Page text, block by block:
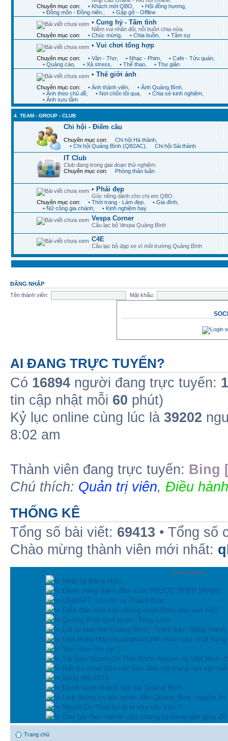
Chuyên mục con:
• Khách mời QBO • Hội đồng hương
• Đồng môn - Đồng niên.
• Gặp gỡ - Offline
• Cung hỷ - Tâm tình
Niềm vui nhân đôi, nỗi buồn chia nửa.
Chuyên mục con:
• Chúc mừng • Chia buồn • Tâm sự
• Vui chơi tổng hợp
Chuyên mục con: • Văn - Thơ • Nhạc - Phim • Cafe - Tửu quán
• Quảng cáo
• Xả stress • Thể thao • Thư giãn
• Thế giới ảnh
Chuyên mục con: • Ảnh thành viên • Ảnh Quảng Bình
• Ảnh theo chủ đề
• Nơi chốn tôi qua • Chia sẻ kinh nghiệm
• Ảnh sưu tầm
4. TEAM - GROUP - CLUB
Chi hội - Điểm cầu
Chuyên mục con: Chi hội Hà thành
• Chi hội Quảng Bình (QB2AC)
Chi hội Sài thành
IT Club
Club đang trong giai đoạn thử nghiệm.
Chuyên mục con:
Phòng thảo luận
• Phái đẹp
Góc riêng dành cho chị em QBO.
Chuyên mục con:
• Thời trang - Làm đẹp • Gia đình
• Nữ công gia chánh
• Kinh nghiệm hay
Vespa Corner
Câu lạc bộ Vespa Quảng Bình
C4E
Câu lạc bộ đạp xe vì môi trường Quảng Bình
ĐĂNG NHẬP
Tên thành viên:
Mật khẩu:
AI ĐANG TRỰC TUYẾN?
Có 16894 người đang trực tuyến: 1
tin cập nhật mỗi 60 phút)
Kỷ lục online cùng lúc là 39202
8:02 am
Thành viên đang trực tuyến: Bing
Chú thích: Quản trị viên, Điều
THỐNG KÊ
Tổng số bài viết: 69413 • Tổng số
Chào mừng thành viên mới nhất:
Newest Posts
In Nhật ký Bằng Hữu
In Đánh trống điểm đầu xuân (ĐƯỢC PHÉP SPAM)
In ChatGPT: Lợi ích và Thách thức
In Diễn đàn dạo này không hoạt động hay sao nhỉ?
In Quảng Bình quê ta ơi - Thùy Linh
In Lời ru quê mẹ Quảng Bình - Trình bày: Hồng Hạnh
In Giới thiệu Http://quangbinh24h.com/ cập nhật
In You raise me up :)
In Tại Sao Người Do Thái Khôn Ngoan và Việt Nam
In Rất vui chào đón các bạn đền với trang rao vặt
In Xông đất 2015
In Danh sách khách sạn tại Quảng Bình
In Link thông tin liên quan đến Quảng Binh (nguồn tin
In Người Do Thái họ là ai vậy các bạn ?
In Con gái Rec-Admin của chúng ta đang cần giúp
Trang chủ